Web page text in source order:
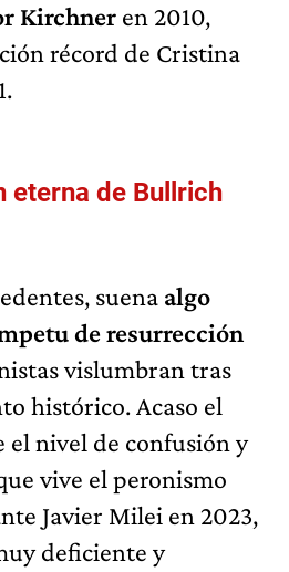
Kirchner en 2010,
récord de Cristina
eterna de Bullrich
suena algo
de resurrección
vislumbran tras
histórico. Acaso el
el nivel de confusión y
vive el peronismo
Javier Milei en 2023,
deficiente y